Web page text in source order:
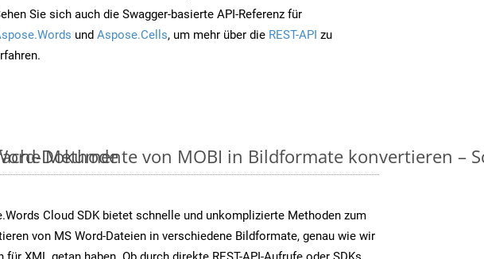
Sie sich auch die Swagger-basierte API-Referenz für
und Aspose.Cells, um mehr über die REST-API zu
Methode
Dokumente von MOBI in Bildformate konvertieren –
Cloud SDK bietet schnelle und unkomplizierte Methoden zum
von MS Word-Dateien in verschiedene Bildformate, genau wie wir